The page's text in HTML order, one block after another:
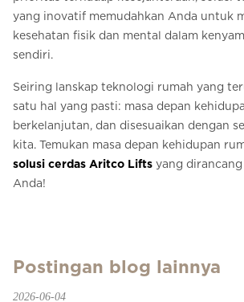
yang inovatif memudahkan Anda untuk
kesehatan fisik dan mental dalam
sendiri.
Seiring lanskap teknologi rumah yang
satu hal yang pasti: masa depan
berkelanjutan, dan disesuaikan dengan
kita. Temukan masa depan kehidupan
solusi cerdas Aritco Lifts yang
Anda!
Postingan blog lainnya
2026-06-04